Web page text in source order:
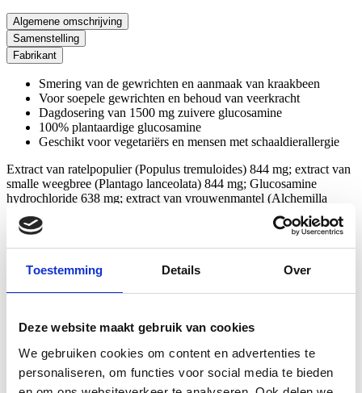
Toestemming Details Over
Deze website maakt gebruik van cookies
We gebruiken cookies om content en advertenties te
personaliseren, om functies voor social media te bieden
Algemene omschrijving
Samenstelling
Fabrikant
Smering van de gewrichten en aanmaak van kraakbeen
Voor soepele gewrichten en behoud van veerkracht
Dagdosering van 1500 mg zuivere glucosamine
100% plantaardige glucosamine
Geschikt voor vegetariërs en mensen met schaaldierallergie
Extract van ratelpopulier (Populus tremuloides) 844 mg; extract van
smalle weegbree (Plantago lanceolata) 844 mg; Glucosamine
hydrochloride 638 mg; extract van vrouwenmantel (Alchemilla
vulgaris) 563 mg; vulstoffen (cellulose, calciumfosfaten);
glansmiddelen (vetzuren, magnesiumstearaat);
van plantaardige oorsprong.
Fabrikant
A. Vogel
Adres: J.P. Broekhovenstraat 16